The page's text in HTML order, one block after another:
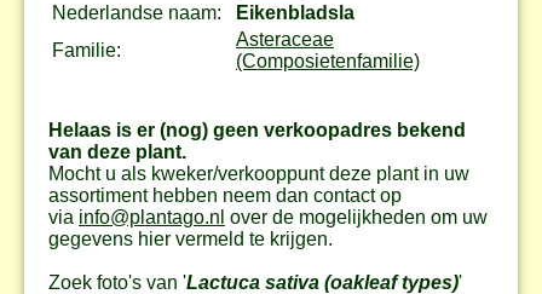
Nederlandse naam:
Eikenbladsla
Familie:
Asteraceae
(Composietenfamilie)
Helaas is er (nog) geen verkoopadres bekend
van deze plant.
Mocht u als kweker/verkooppunt deze plant in uw
assortiment hebben neem dan contact op
via info@plantago.nl over de mogelijkheden om uw
gegevens hier vermeld te krijgen.
Zoek foto's van 'Lactuca sativa (oakleaf types)'